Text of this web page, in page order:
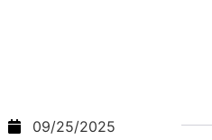
09/25/2025